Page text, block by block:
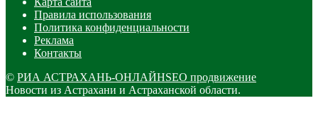
Правила использования
Политика конфиденциальности
Реклама
Контакты
© РИА АСТРАХАНЬ-ОНЛАЙНSEO продвижение
Новости из Астрахани и Астраханской области.